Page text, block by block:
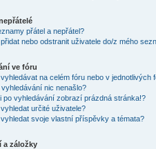
přátel a nepřátel?
nebo odstranit uživatele do/z mého
ve fóru
na celém fóru nebo v jednotlivých
vyhledávání nic nenašlo?
po vyhledávání zobrazí prázdná stránka!?
určité uživatele?
svoje vlastní příspěvky a témata?
a záložky